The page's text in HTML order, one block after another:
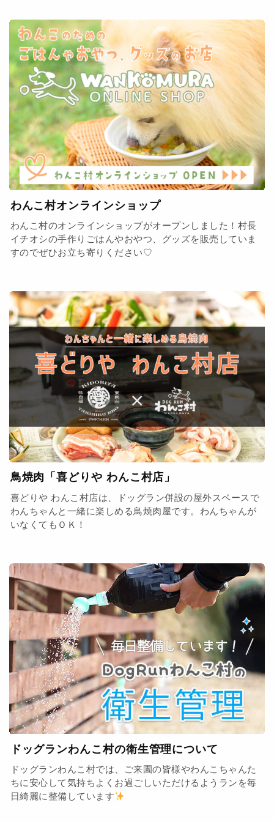
わんこ村オンラインショップ
わんこ村のオンラインショップがオープンしました！村長
イチオシの手作りごはんやおやつ、グッズを販売していま
すのでぜひお立ち寄りください♡
鳥焼肉「喜どりや わんこ村店」
喜どりや わんこ村店は、ドッグラン併設の屋外スペースで
わんちゃんと一緒に楽しめる鳥焼肉屋です。わんちゃんが
いなくてもＯＫ！
ドッグランわんこ村の衛生管理について
ドッグランわんこ村では、ご来園の皆様やわんこちゃんた
ちに安心して気持ちよくお過ごしいただけるようランを毎
日綺麗に整備しています